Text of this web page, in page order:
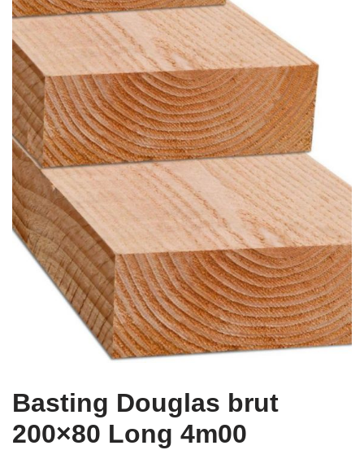
Basting Douglas brut
200×80 Long 4m00